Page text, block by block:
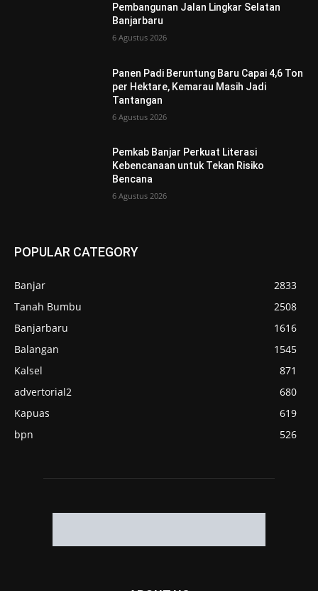
Pembangunan Jalan Lingkar Selatan
Banjarbaru
6 Agustus 2026
Panen Padi Beruntung Baru Capai 4,6 Ton
per Hektare, Kemarau Masih Jadi
Tantangan
6 Agustus 2026
Pemkab Banjar Perkuat Literasi
Kebencanaan untuk Tekan Risiko
Bencana
6 Agustus 2026
POPULAR CATEGORY
Banjar
2833
Tanah Bumbu
2508
Banjarbaru
1616
Balangan
1545
Kalsel
871
advertorial2
680
Kapuas
619
bpn
526